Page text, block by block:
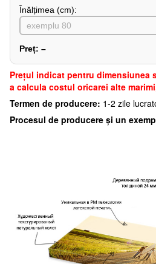
Înălțimea (cm):
Preț: –
Preţul indicat pentru dimensiunea
a calcula costul oricarei alte
Termen de producere: 1-2 zile
Procesul de producere și un